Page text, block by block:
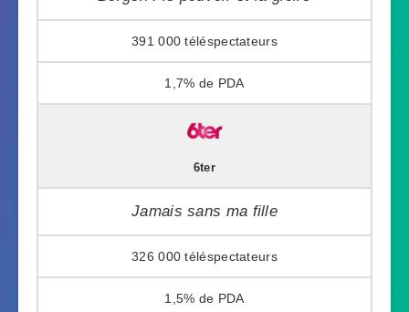
391 000
1,7%
6ter
Jamais sans ma fille
326 000
1,5%